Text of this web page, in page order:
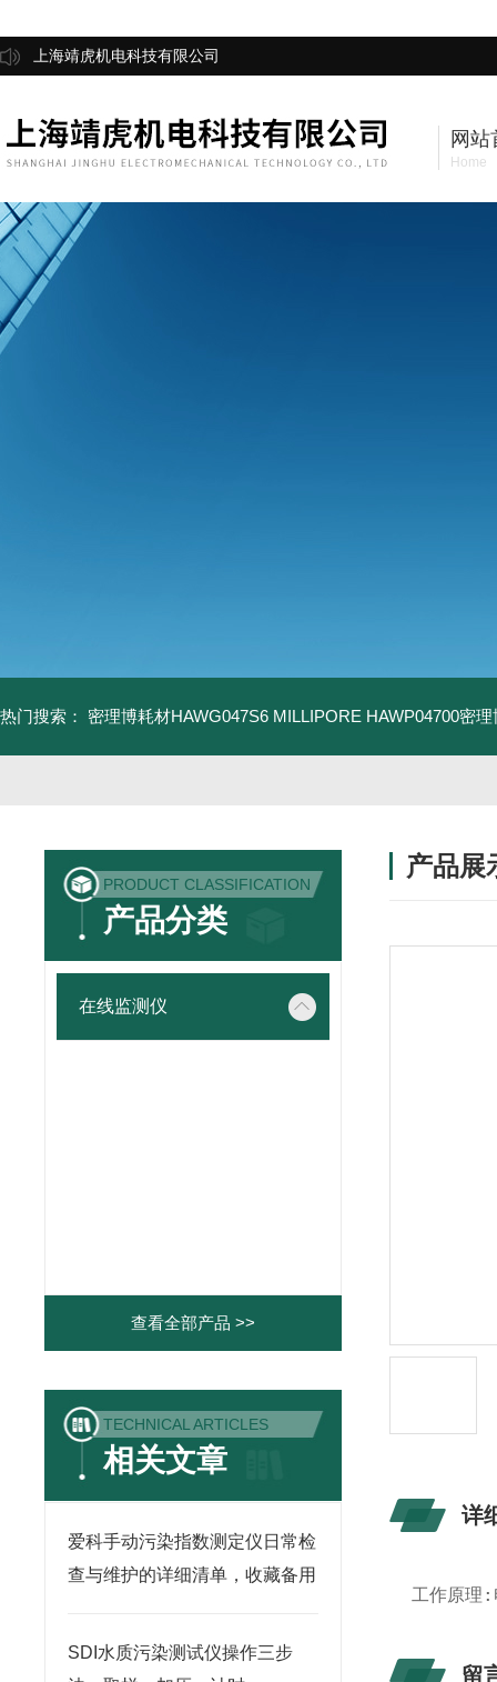
上海靖虎机电科技有限公司
网站
Home
热门搜索： 密理博耗材HAWG047S6 MILLIPORE HAWP04700密
PRODUCT CLASSIFICATION
产品分类
在线监测仪
查看全部产品 >>
TECHNICAL ARTICLES
相关文章
爱科手动污染指数测定仪日常检
查与维护的详细清单，收藏备用
SDI水质污染测试仪操作三步
产品展
详
工作原理:
留